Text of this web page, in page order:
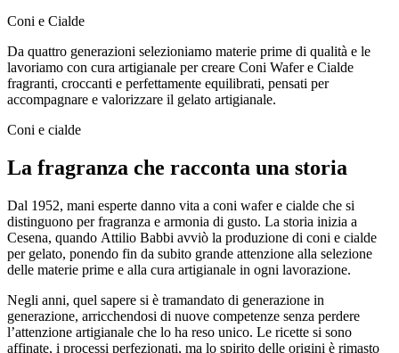
Coni e Cialde
Da quattro generazioni selezioniamo materie prime di qualità e le
lavoriamo con cura artigianale per creare Coni Wafer e Cialde
fragranti, croccanti e perfettamente equilibrati, pensati per
accompagnare e valorizzare il gelato artigianale.
Coni e cialde
La fragranza che racconta una storia
Dal 1952, mani esperte danno vita a coni wafer e cialde che si
distinguono per fragranza e armonia di gusto. La storia inizia a
Cesena, quando Attilio Babbi avviò la produzione di coni e cialde
per gelato, ponendo fin da subito grande attenzione alla selezione
delle materie prime e alla cura artigianale in ogni lavorazione.
Negli anni, quel sapere si è tramandato di generazione in
generazione, arricchendosi di nuove competenze senza perdere
l’attenzione artigianale che lo ha reso unico. Le ricette si sono
affinate, i processi perfezionati, ma lo spirito delle origini è rimasto